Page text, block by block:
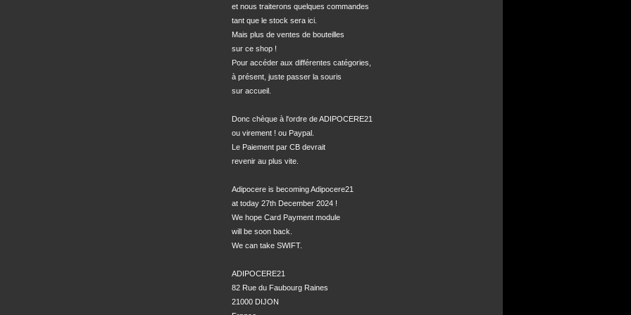
et nous traiterons quelques commandes
tant que le stock sera ici.
Mais plus de ventes de bouteilles
sur ce shop !
Pour accéder aux différentes catégories,
à présent, juste passer la souris
sur accueil.
Donc chèque à l'ordre de ADIPOCERE21
ou virement ! ou Paypal.
Le Paiement par CB devrait
revenir au plus vite.
Adipocere is becoming Adipocere21
at today 27th December 2024 !
We hope Card Payment module
will be soon back.
We can take SWIFT.
ADIPOCERE21
82 Rue du Faubourg Raines
21000 DIJON